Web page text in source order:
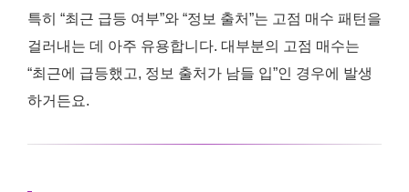
특히 “최근 급등 여부”와 “정보 출처”는 고점 매수 패턴을
걸러내는 데 아주 유용합니다. 대부분의 고점 매수는
“최근에 급등했고, 정보 출처가 남들 입”인 경우에 발생
하거든요.